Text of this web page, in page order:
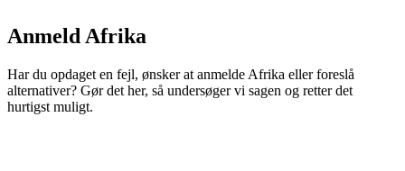
Anmeld Afrika
Har du opdaget en fejl, ønsker at anmelde Afrika eller foreslå
alternativer? Gør det her, så undersøger vi sagen og retter det
hurtigst muligt.